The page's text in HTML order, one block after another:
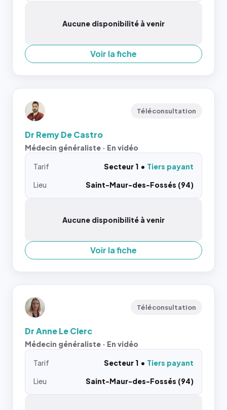
Aucune disponibilité à venir
Voir la fiche
Téléconsultation
Dr Remy De Castro
Médecin généraliste · En vidéo
Tarif Secteur 1
Tiers payant
Lieu
Saint-Maur-des-Fossés (94)
Aucune disponibilité à venir
Voir la fiche
Téléconsultation
Dr Anne Le Clerc
Médecin généraliste · En vidéo
Tarif Secteur 1
Tiers payant
Lieu
Saint-Maur-des-Fossés (94)